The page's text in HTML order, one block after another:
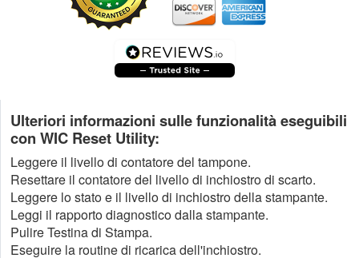
Ulteriori informazioni sulle funzionalità eseguibili
con WIC Reset Utility:
Leggere il livello di contatore del tampone.
Resettare il contatore del livello di inchiostro di scarto.
Leggere lo stato e il livello di inchiostro della stampante.
Leggi il rapporto diagnostico dalla stampante.
Pulire Testina di Stampa.
Eseguire la routine di ricarica dell'inchiostro.